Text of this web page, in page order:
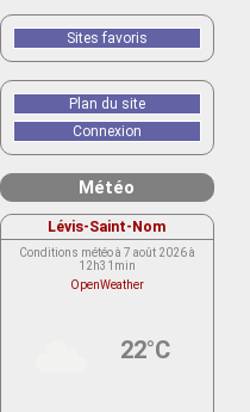
Sites favoris
Plan du site
Connexion
Météo
Lévis-Saint-Nom
Conditions météo à 7 août 2026 à
12h31min
OpenWeather
22°C